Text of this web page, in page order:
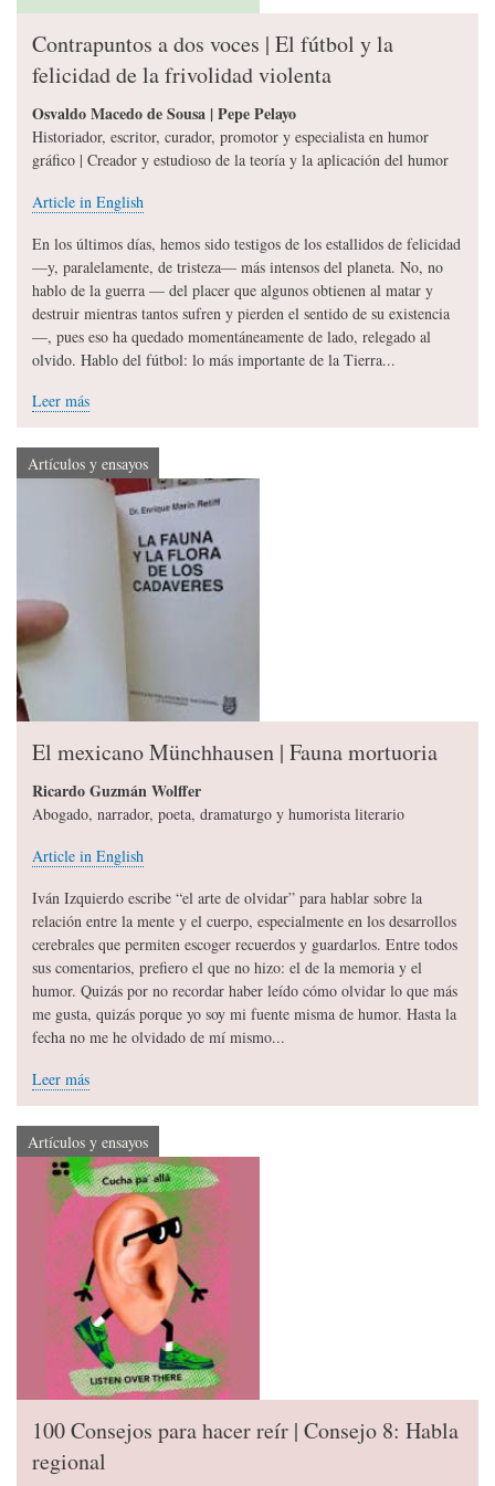
Contrapuntos a dos voces | El fútbol y la
felicidad de la frivolidad violenta
Osvaldo Macedo de Sousa | Pepe Pelayo
Historiador, escritor, curador, promotor y especialista en humor
gráfico | Creador y estudioso de la teoría y la aplicación del humor
Article in English
En los últimos días, hemos sido testigos de los estallidos de felicidad
—y, paralelamente, de tristeza— más intensos del planeta. No, no
hablo de la guerra — del placer que algunos obtienen al matar y
destruir mientras tantos sufren y pierden el sentido de su existencia
—, pues eso ha quedado momentáneamente de lado, relegado al
olvido. Hablo del fútbol: lo más importante de la Tierra...
Leer más
Artículos y ensayos
El mexicano Münchhausen | Fauna mortuoria
Ricardo Guzmán Wolffer
Abogado, narrador, poeta, dramaturgo y humorista literario
Article in English
Iván Izquierdo escribe “el arte de olvidar” para hablar sobre la
relación entre la mente y el cuerpo, especialmente en los desarrollos
cerebrales que permiten escoger recuerdos y guardarlos. Entre todos
sus comentarios, prefiero el que no hizo: el de la memoria y el
humor. Quizás por no recordar haber leído cómo olvidar lo que más
me gusta, quizás porque yo soy mi fuente misma de humor. Hasta la
fecha no me he olvidado de mí mismo...
Leer más
Artículos y ensayos
100 Consejos para hacer reír | Consejo 8: Habla
regional